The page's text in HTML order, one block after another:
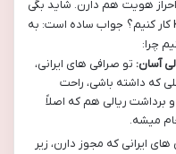
احراز هویت هم دارن. شاید بگی
آخه مگه برای چی می خواستیم بدون KYC کار کنیم؟ جواب ساده است: به
چرا:
آسان: تو صرافی های ایرانی،
که داشته باشی، راحت
برداشت ریالی هم که اصلاً
میشه.
ایرانی که مجوز دارن، زیر